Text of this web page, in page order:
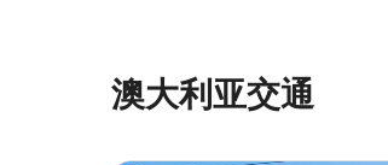
澳大利亚交通